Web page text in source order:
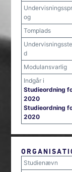
Undervisningsspr
og
Tomplads
Undervisningsste
d
Modulansvarlig
Indgår i
Studieordning
2020
Studieordning
2020
Studienævn